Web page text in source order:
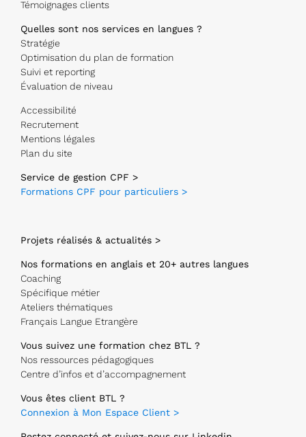
Témoignages clients
Quelles sont nos services en langues ?
Stratégie
Optimisation du plan de formation
Suivi et reporting
Évaluation de niveau
Accessibilité
Recrutement
Mentions légales
Plan du site
Service de gestion CPF >
Formations CPF pour particuliers >
Projets réalisés & actualités >
Nos formations en anglais et 20+ autres langues
Coaching
Spécifique métier
Ateliers thématiques
Français Langue Etrangère
Vous suivez une formation chez BTL ?
Nos ressources pédagogiques
Centre d’infos et d’accompagnement
Vous êtes client BTL ?
Connexion à Mon Espace Client >